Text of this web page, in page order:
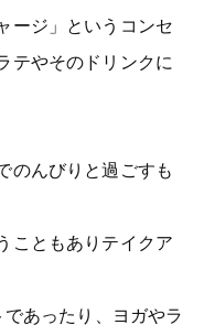
ージ」というコンセ
テやそのドリンクに
のんびりと過ごすも
こともありテイクア
あったり、ヨガやラ